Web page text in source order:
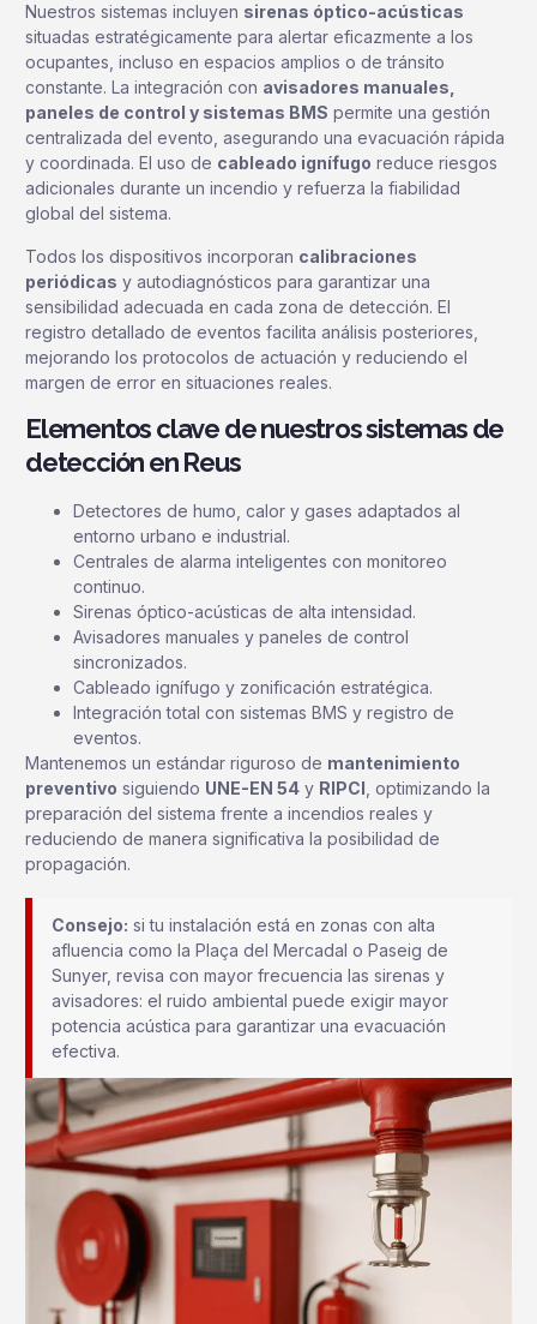
Nuestros sistemas incluyen sirenas óptico-acústicas
situadas estratégicamente para alertar eficazmente a los
ocupantes, incluso en espacios amplios o de tránsito
constante. La integración con avisadores manuales,
paneles de control y sistemas BMS permite una gestión
centralizada del evento, asegurando una evacuación rápida
y coordinada. El uso de cableado ignífugo reduce riesgos
adicionales durante un incendio y refuerza la fiabilidad
global del sistema.
Todos los dispositivos incorporan calibraciones
periódicas y autodiagnósticos para garantizar una
sensibilidad adecuada en cada zona de detección. El
registro detallado de eventos facilita análisis posteriores,
mejorando los protocolos de actuación y reduciendo el
margen de error en situaciones reales.
Elementos clave de nuestros sistemas de
detección en Reus
Detectores de humo, calor y gases adaptados al
entorno urbano e industrial.
Centrales de alarma inteligentes con monitoreo
continuo.
Sirenas óptico-acústicas de alta intensidad.
Avisadores manuales y paneles de control
sincronizados.
Cableado ignífugo y zonificación estratégica.
Integración total con sistemas BMS y registro de
eventos.
Mantenemos un estándar riguroso de mantenimiento
preventivo siguiendo UNE-EN 54 y RIPCI , optimizando la
preparación del sistema frente a incendios reales y
reduciendo de manera significativa la posibilidad de
propagación.
Consejo: si tu instalación está en zonas con alta
afluencia como la Plaça del Mercadal o Paseig de
Sunyer, revisa con mayor frecuencia las sirenas y
avisadores: el ruido ambiental puede exigir mayor
potencia acústica para garantizar una evacuación
efectiva.